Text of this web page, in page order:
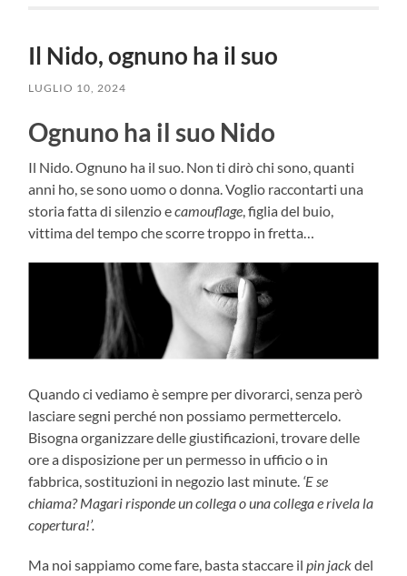
Il Nido, ognuno ha il suo
LUGLIO 10, 2024
Ognuno ha il suo Nido
Il Nido. Ognuno ha il suo. Non ti dirò chi sono, quanti
anni ho, se sono uomo o donna. Voglio raccontarti una
storia fatta di silenzio ecamouflage , figlia del buio,
vittima del tempo che scorre troppo in fretta…
Quando ci vediamo è sempre per divorarci, senza però
lasciare segni perché non possiamo permettercelo.
Bisogna organizzare delle giustificazioni, trovare delle
ore a disposizione per un permesso in ufficio o in
fabbrica, sostituzioni in negozio last minute. ‘E se
chiama? Magari risponde un collega o una collega e rivela la
copertura!’.
Ma noi sappiamo come fare, basta staccare ilpin jackdel